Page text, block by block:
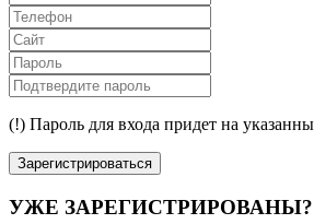
(!) Пароль для входа придет на
Зарегистрироваться
УЖЕ ЗАРЕГИСТРИРОВАНЫ?